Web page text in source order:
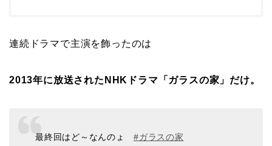
連続ドラマで主演を飾ったのは
2013年に放送されたNHKドラマ「ガラスの家」だけ。
最終回はど～なんのょ#ガラスの家